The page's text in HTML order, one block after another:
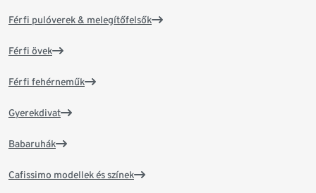
Férfi pulóverek & melegítőfelsők
Férfi övek
Férfi fehérneműk
Gyerekdivat
Babaruhák
Cafissimo modellek és színek